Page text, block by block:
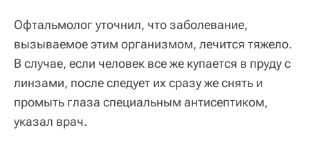
Офтальмолог уточнил, что заболевание,
вызываемое этим организмом, лечится тяжело.
В случае, если человек все же купается в пруду с
линзами, после следует их сразу же снять и
промыть глаза специальным антисептиком,
указал врач.